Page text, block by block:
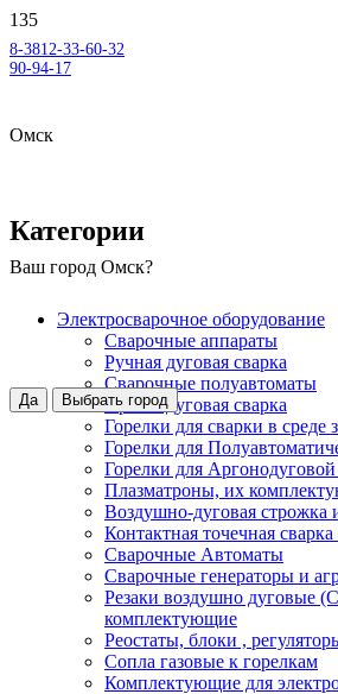
8-3812-33-60-32
90-94-17
Омск
Ваш город Омск?
Да Выбрать город
Категории
Электросварочное оборудование
Сварочные аппараты
Ручная дуговая сварка
Сварочные полуавтоматы
Аргонодуговая сварка
Горелки для сварки в среде
Горелки для
Горелки для
Плазматроны, их
Воздушно-дуговая строжка
Контактная точечная
Сварочные Автоматы
Сварочные генераторы и
Резаки воздушно дуговые
комплектующие
Реостаты, блоки ,
Сопла газовые к горелкам
Комплектующие для